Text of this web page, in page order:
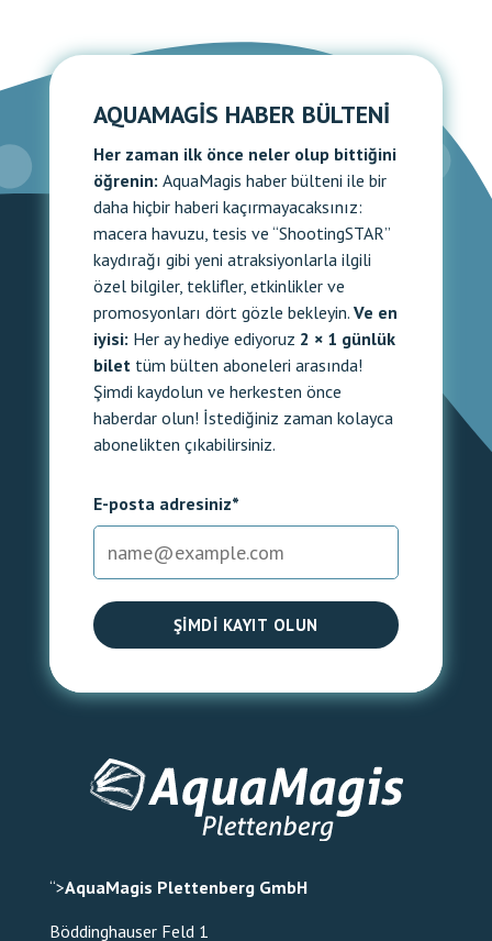
AQUAMAGIS HABER BÜLTENI
Her zaman ilk önce neler olup bittiğini
öğrenin: AquaMagis haber bülteni ile bir
daha hiçbir haberi kaçırmayacaksınız:
macera havuzu, tesis ve “ShootingSTAR”
kaydırağı gibi yeni atraksiyonlarla ilgili
özel bilgiler, teklifler, etkinlikler ve
promosyonları dört gözle bekleyin. Ve en
iyisi: Her ay hediye ediyoruz 2 × 1 günlük
bilet tüm bülten aboneleri arasında!
Şimdi kaydolun ve herkesten önce
haberdar olun! İstediğiniz zaman kolayca
abonelikten çıkabilirsiniz.
E-posta adresiniz*
ŞIMDI KAYIT OLUN
“>AquaMagis Plettenberg GmbH
Böddinghauser Feld 1